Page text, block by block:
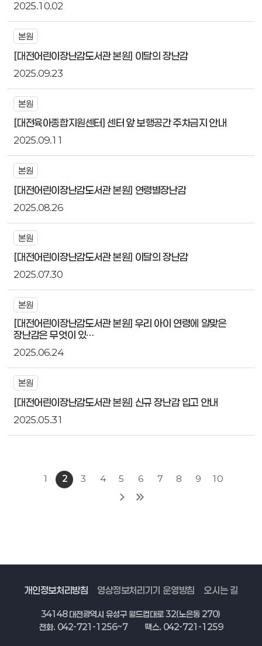
2025.10.02
본원
[대전어린이장난감도서관 본원] 이달의 장난감
2025.09.23
본원
[대전육아종합지원센터] 센터 앞 보행공간 주차금지 안내
2025.09.11
본원
[대전어린이장난감도서관 본원] 연령별장난감
2025.08.26
본원
[대전어린이장난감도서관 본원] 이달의 장난감
2025.07.30
본원
[대전어린이장난감도서관 본원] 우리 아이 연령에 알맞은
장난감은 무엇이 있…
2025.06.24
본원
[대전어린이장난감도서관 본원] 신규 장난감 입고 안내
2025.05.31
1 2 3 4 5 6 7 8 9 10
개인정보처리방침 영상정보처리기기 운영방침 오시는 길
34148 대전광역시 유성구 월드컵대로 32(노은동 270)
전화. 042-721-1256~7
팩스. 042-721-1259